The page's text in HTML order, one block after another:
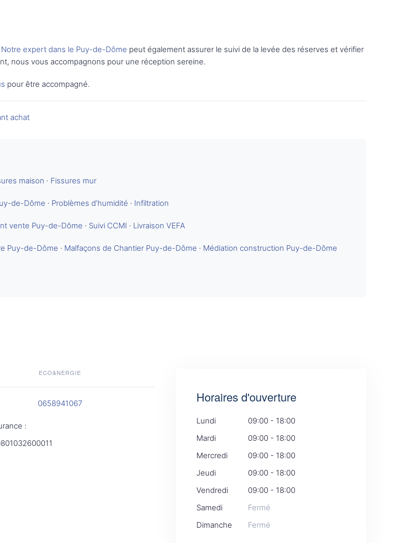
Notre expert dans le Puy-de-Dôme peut également assurer le suivi de la levée des réserves et vérifier
nous vous accompagnons pour une réception sereine.
pour être accompagné.
achat
maison · Fissures mur
de-Dôme · Problèmes d’humidité · Infiltration
vente Puy-de-Dôme · Suivi CCMI · Livraison VEFA
Puy-de-Dôme · Malfaçons de Chantier Puy-de-Dôme · Médiation construction Puy-de-Dôme
ECO&NERGIE
0658941067
:
Horaires d'ouverture
Lundi
09:00 - 18:00
Mardi
09:00 - 18:00
Mercredi
09:00 - 18:00
Jeudi
09:00 - 18:00
Vendredi
09:00 - 18:00
Samedi
Fermé
Dimanche
Fermé